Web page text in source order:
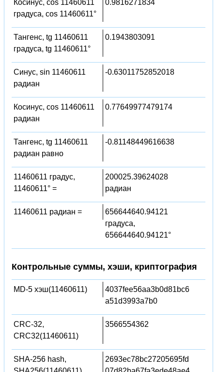
Косинус, cos 11460611
градуса, cos 11460611°
0.9816271834
Тангенс, tg 11460611
градуса, tg 11460611°
0.1943803091
Синус, sin 11460611
радиан
-0.63011752852018
Косинус, cos 11460611
радиан
0.77649977479174
Тангенс, tg 11460611
радиан равно
-0.81148449616638
11460611 градус,
11460611° =
200025.39624028
радиан
11460611 радиан =
656644640.94121
градуса,
656644640.94121°
Контрольные суммы, хэши, криптография
MD-5 хэш(11460611)
4037fee56aa3b0d81bc6
a51d3993a7b0
CRC-32,
CRC32(11460611)
3566554362
SHA-256 hash,
2693ec78bc27205695fd